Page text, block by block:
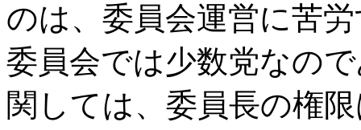
のは、委員会運営に苦
委員会では少数党なの
関しては、委員長の権